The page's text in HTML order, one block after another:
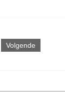
Volgende